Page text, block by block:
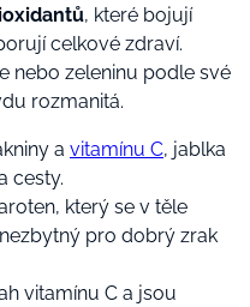
, které bojují
celkové zdraví.
nebo zeleninu podle své
rozmanitá.
a vitamínu C, jablka
cesty.
který se v těle
pro dobrý zrak
vitamínu C a jsou